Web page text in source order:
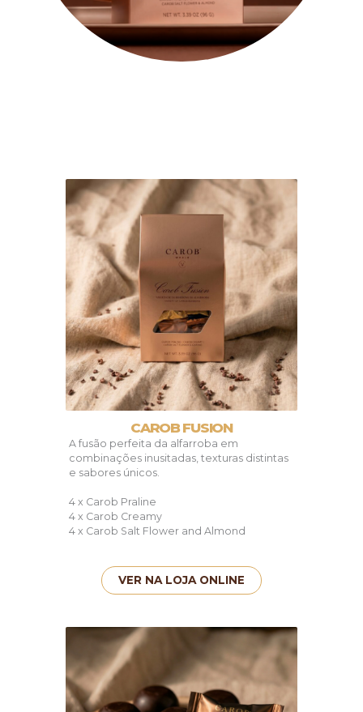
CAROB FUSION
A fusão perfeita da alfarroba em
combinações inusitadas, texturas distintas
e sabores únicos.
4 x Carob Praline
4 x Carob Creamy
4 x Carob Salt Flower and Almond
VER NA LOJA ONLINE